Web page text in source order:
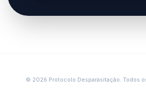
© 2026 Protocolo Desparasitação. Todos